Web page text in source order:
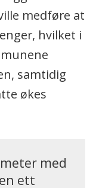
medføre at
hvilket i
samtidig
økes
med
ett